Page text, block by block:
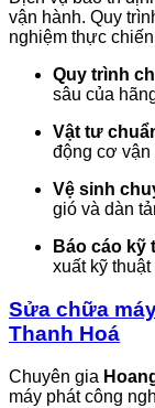
vận hành. Quy
nghiệm thực
Quy trình
sâu của
Vật tư
động cơ vận
Vệ sinh
gió và dàn
Báo cáo kỹ
xuất kỹ
Sửa chữa
Thanh Hoá
Chuyên gia
máy phát công